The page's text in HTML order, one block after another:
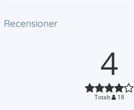
Recensioner
4
Totalt 18